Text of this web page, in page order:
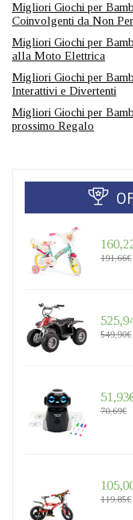
Migliori Giochi per
Coinvolgenti da Non
Migliori Giochi per
alla Moto Elettrica
Migliori Giochi per
Interattivi e Divertenti
Migliori Giochi per
prossimo Regalo
191,66€
549,90€
70,69€
119,85€